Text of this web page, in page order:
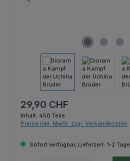
Regulärer Preis:
29,90 CHF
Inhalt: 450 Teile
Preise inkl. MwSt. zzgl. Versandkosten
Sofort verfügbar, Lieferzeit: 1-2 Tage